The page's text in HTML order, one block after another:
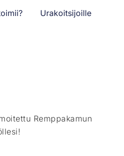
Urakoitsijoille
Remppakamun